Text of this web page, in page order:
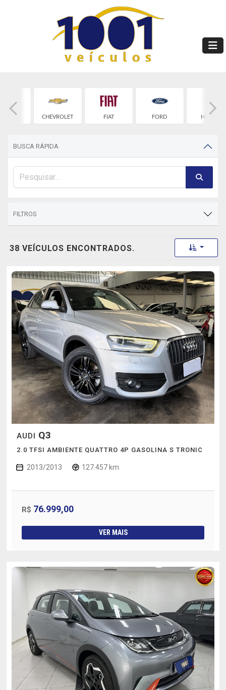
BYD
CHEVROLET
FIAT FORD HONDA
BUSCA RÁPIDA
FILTROS
38 VEÍCULOS ENCONTRADOS. Toggle
AUDI Q3
2.0 TFSI AMBIENTE QUATTRO 4P GASOLINA S TRONIC
2013/2013 127.457 km
R$ 76.999,00
VER MAIS